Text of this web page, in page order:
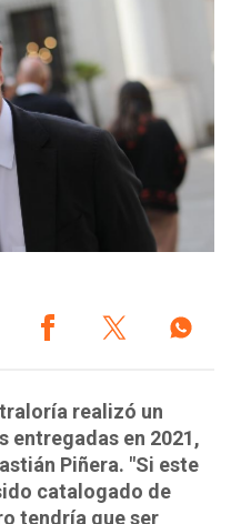
realizó un
entregadas en 2021,
Piñera. "Si este
catalogado de
tendría que ser